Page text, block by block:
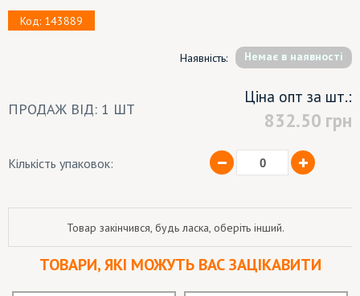
Код: 143889
Наявність: Немає в наявності
ПРОДАЖ ВІД: 1 ШТ
Ціна опт за шт.:
832.50 грн
Кількість упаковок:
Товар закінчився, будь ласка, оберіть інший.
ТОВАРИ, ЯКІ МОЖУТЬ ВАС ЗАЦІКАВИТИ